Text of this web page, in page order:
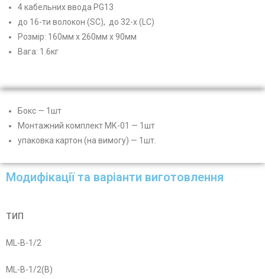
4 кабельних ввода PG13
до 16-ти волокон (SC), до 32-х (LC)
Розмір: 160мм х 260мм х 90мм
Вага: 1.6кг
Бокс — 1шт
Монтажний комплект МК-01 — 1шт
упаковка картон (на вимогу) — 1шт.
Модифікації та варіанти виготовлення
ТИП
ML-B-1/2
ML-B-1/2(B)